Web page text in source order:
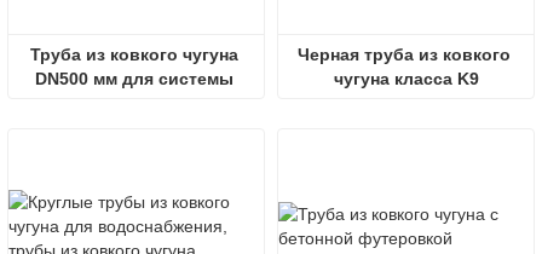
Труба из ковкого чугуна
DN500 мм для системы
Черная труба из ковкого
чугуна класса K9